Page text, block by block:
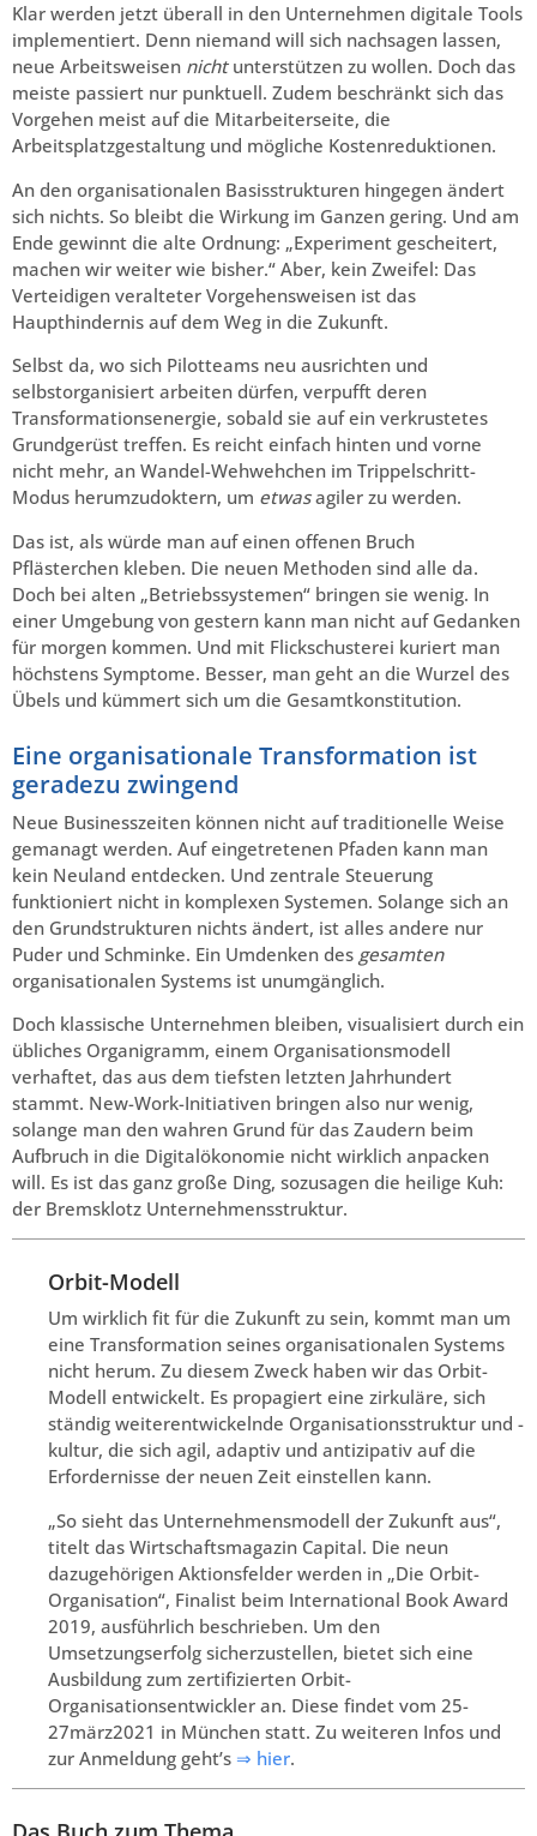
Klar werden jetzt überall in den Unternehmen digitale Tools
implementiert. Denn niemand will sich nachsagen lassen,
neue Arbeitsweisen nichtunterstützen zu wollen. Doch das
meiste passiert nur punktuell. Zudem beschränkt sich das
Vorgehen meist auf die Mitarbeiterseite, die
Arbeitsplatzgestaltung und mögliche Kostenreduktionen.
An den organisationalen Basisstrukturen hingegen ändert
sich nichts. So bleibt die Wirkung im Ganzen gering. Und am
Ende gewinnt die alte Ordnung: „Experiment gescheitert,
machen wir weiter wie bisher.“ Aber, kein Zweifel: Das
Verteidigen veralteter Vorgehensweisen ist das
Haupthindernis auf dem Weg in die Zukunft.
Selbst da, wo sich Pilotteams neu ausrichten und
selbstorganisiert arbeiten dürfen, verpufft deren
Transformationsenergie, sobald sie auf ein verkrustetes
Grundgerüst treffen. Es reicht einfach hinten und vorne
nicht mehr, an Wandel-Wehwehchen im Trippelschritt-
Modus herumzudoktern, um etwasagiler zu werden.
Das ist, als würde man auf einen offenen Bruch
Pflästerchen kleben. Die neuen Methoden sind alle da.
Doch bei alten „Betriebssystemen“ bringen sie wenig. In
einer Umgebung von gestern kann man nicht auf Gedanken
für morgen kommen. Und mit Flickschusterei kuriert man
höchstens Symptome. Besser, man geht an die Wurzel des
Übels und kümmert sich um die Gesamtkonstitution.
Eine organisationale Transformation ist
geradezu zwingend
Neue Businesszeiten können nicht auf traditionelle Weise
gemanagt werden. Auf eingetretenen Pfaden kann man
kein Neuland entdecken. Und zentrale Steuerung
funktioniert nicht in komplexen Systemen. Solange sich an
den Grundstrukturen nichts ändert, ist alles andere nur
Puder und Schminke. Ein Umdenken des gesamten
organisationalen Systems ist unumgänglich.
Doch klassische Unternehmen bleiben, visualisiert durch ein
übliches Organigramm, einem Organisationsmodell
verhaftet, das aus dem tiefsten letzten Jahrhundert
stammt. New-Work-Initiativen bringen also nur wenig,
solange man den wahren Grund für das Zaudern beim
Aufbruch in die Digitalökonomie nicht wirklich anpacken
will. Es ist das ganz große Ding, sozusagen die heilige Kuh:
der Bremsklotz Unternehmensstruktur.
Orbit-Modell
Um wirklich fit für die Zukunft zu sein, kommt man um
eine Transformation seines organisationalen Systems
nicht herum. Zu diesem Zweck haben wir das Orbit-
Modell entwickelt. Es propagiert eine zirkuläre, sich
ständig weiterentwickelnde Organisationsstruktur und -
kultur, die sich agil, adaptiv und antizipativ auf die
Erfordernisse der neuen Zeit einstellen kann.
„So sieht das Unternehmensmodell der Zukunft aus“,
titelt das Wirtschaftsmagazin Capital. Die neun
dazugehörigen Aktionsfelder werden in „Die Orbit-
Organisation“, Finalist beim International Book Award
2019, ausführlich beschrieben. Um den
Umsetzungserfolg sicherzustellen, bietet sich eine
Ausbildung zum zertifizierten Orbit-
Organisationsentwickler an. Diese findet vom 25-
27märz2021 in München statt. Zu weiteren Infos und
zur Anmeldung geht’s ⇒ hier.